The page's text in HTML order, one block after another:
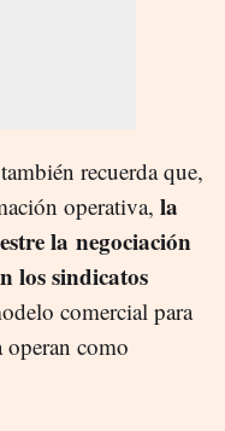
recuerda que,
operativa, la
la negociación
los sindicatos
comercial para
operan como